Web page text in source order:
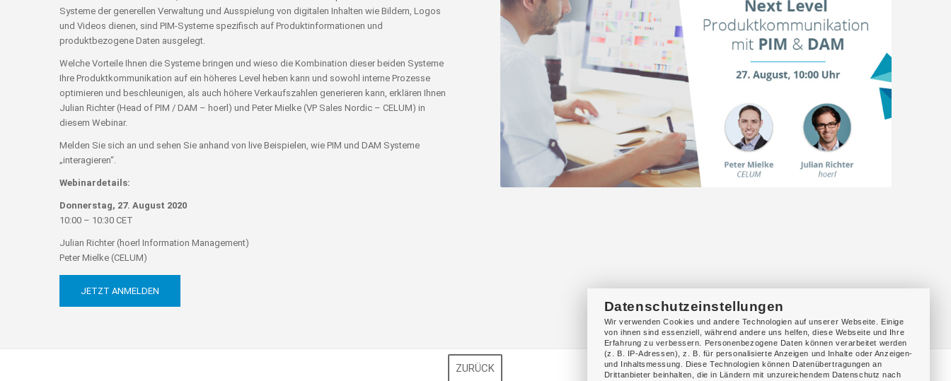
Systeme der generellen Verwaltung und Ausspielung von digitalen Inhalten wie Bildern, Logos
und Videos dienen, sind PIM-Systeme spezifisch auf Produktinformationen und
produktbezogene Daten ausgelegt.
Welche Vorteile Ihnen die Systeme bringen und wieso die Kombination dieser beiden Systeme
Ihre Produktkommunikation auf ein höheres Level heben kann und sowohl interne Prozesse
optimieren und beschleunigen, als auch höhere Verkaufszahlen generieren kann, erklären Ihnen
Julian Richter (Head of PIM / DAM – hoerl) und Peter Mielke (VP Sales Nordic – CELUM) in
diesem Webinar.
Melden Sie sich an und sehen Sie anhand von live Beispielen, wie PIM und DAM Systeme
„interagieren“.
Webinardetails:
Donnerstag, 27. August 2020
10:00 – 10:30 CET
Julian Richter (hoerl Information Management)
Peter Mielke (CELUM)
JETZT ANMELDEN
ZURÜCK
Datenschutzeinstellungen
Wir verwenden Cookies und andere Technologien auf unserer Webseite. Einige
von ihnen sind essenziell, während andere uns helfen, diese Webseite und Ihre
Erfahrung zu verbessern. Personenbezogene Daten können verarbeitet werden
(z. B. IP-Adressen), z. B. für personalisierte Anzeigen und Inhalte oder Anzeigen-
und Inhaltsmessung. Diese Technologien können Datenübertragungen an
Drittanbieter beinhalten, die in Ländern mit unzureichendem Datenschutz nach